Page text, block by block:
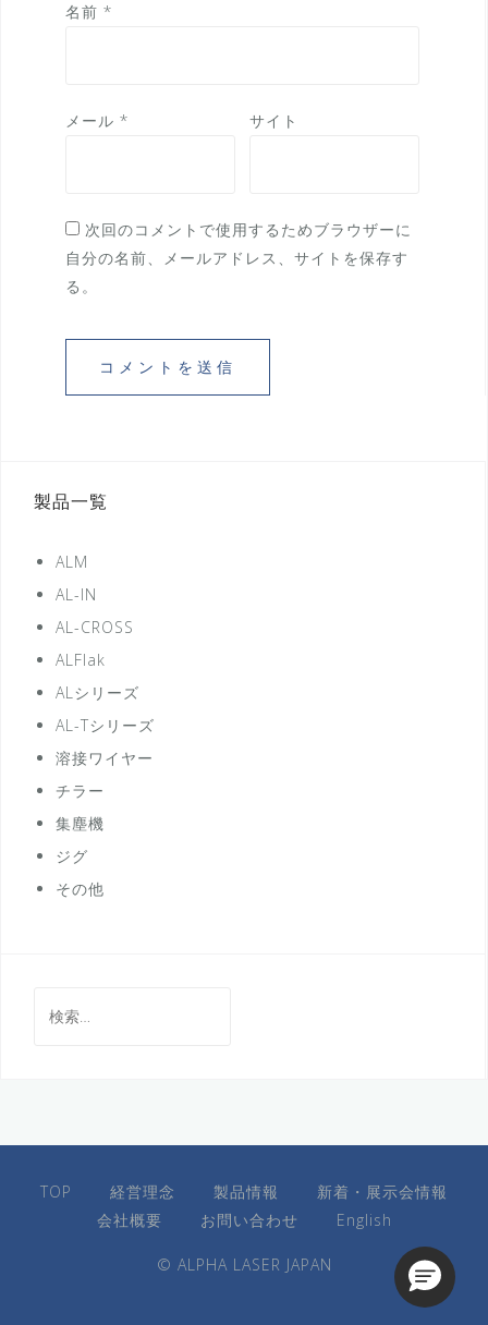
名前 *
メール * サイト
次回のコメントで使用するためブラウザーに
自分の名前、メールアドレス、サイトを保存す
る。
製品一覧
ALM
AL-IN
AL-CROSS
ALFlak
ALシリーズ
AL-Tシリーズ
溶接ワイヤー
チラー
集塵機
ジグ
その他
索:
TOP 経営理念 製品情報
新着・展示会情報
会社概要
お問い合わせ English
© ALPHA LASER JAPAN